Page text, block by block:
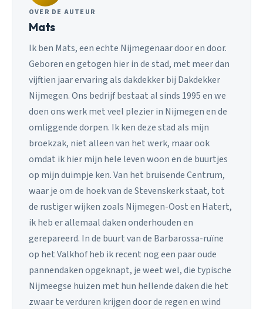
OVER DE AUTEUR
Mats
Ik ben Mats, een echte Nijmegenaar door en door.
Geboren en getogen hier in de stad, met meer dan
vijftien jaar ervaring als dakdekker bij Dakdekker
Nijmegen. Ons bedrijf bestaat al sinds 1995 en we
doen ons werk met veel plezier in Nijmegen en de
omliggende dorpen. Ik ken deze stad als mijn
broekzak, niet alleen van het werk, maar ook
omdat ik hier mijn hele leven woon en de buurtjes
op mijn duimpje ken. Van het bruisende Centrum,
waar je om de hoek van de Stevenskerk staat, tot
de rustiger wijken zoals Nijmegen-Oost en Hatert,
ik heb er allemaal daken onderhouden en
gerepareerd. In de buurt van de Barbarossa-ruïne
op het Valkhof heb ik recent nog een paar oude
pannendaken opgeknapt, je weet wel, die typische
Nijmeegse huizen met hun hellende daken die het
zwaar te verduren krijgen door de regen en wind